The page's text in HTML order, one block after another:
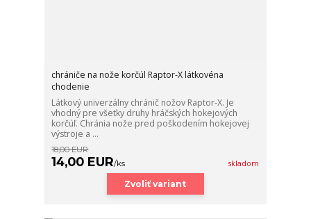
chrániče na nože korčúl Raptor-X látkovéna
chodenie
Látkový univerzálny chránič nožov Raptor-X. Je
vhodný pre všetky druhy hráčských hokejových
korčúľ. Chránia nože pred poškodením hokejovej
výstroje a ...
18,00 EUR
14,00 EUR/ks skladom
Zvoliť variant